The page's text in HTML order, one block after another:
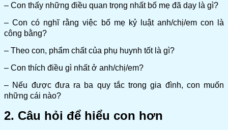
– Con thấy những điều quan trọng nhất bố mẹ đã dạy là gì?
– Con có nghĩ rằng việc bố mẹ kỷ luật anh/chị/em con là
công bằng?
– Theo con, phẩm chất của phụ huynh tốt là gì?
– Con thích điều gì nhất ở anh/chị/em?
– Nếu được đưa ra ba quy tắc trong gia đình, con muốn
những cái nào?
2. Câu hỏi để hiểu con hơn